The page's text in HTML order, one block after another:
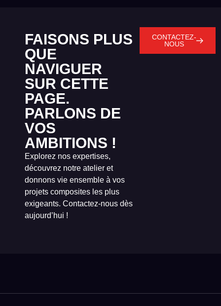
FAISONS PLUS
QUE
NAVIGUER
SUR CETTE
PAGE.
PARLONS DE
VOS
AMBITIONS !
Explorez nos expertises,
découvrez notre atelier et
donnons vie ensemble à vos
projets composites les plus
exigeants. Contactez-nous dès
aujourd’hui !
CONTACTEZ-
NOUS